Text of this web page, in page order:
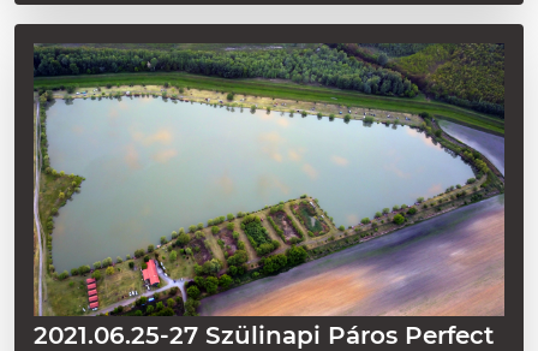
2021.06.25-27 Szülinapi Páros Perfect